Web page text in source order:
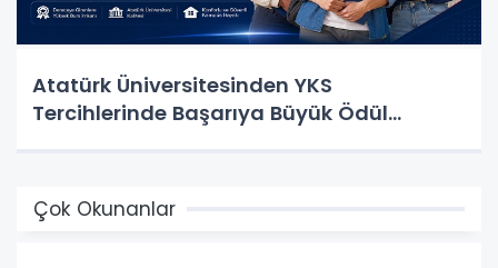
Atatürk Üniversitesinden YKS
Tercihlerinde Başarıya Büyük Ödül…
Çok Okunanlar